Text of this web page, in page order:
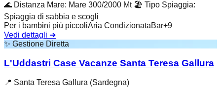
🌊 Distanza Mare: Mare 300/2000 Mt 🏖️ Tipo Spiaggia:
Spiaggia di sabbia e scogli
Per i bambini più piccoliAria CondizionataBar+9
Vedi dettagli ➔
✨ Gestione Diretta
L'Uddastri Case Vacanze Santa Teresa Gallura
📍 Santa Teresa Gallura (Sardegna)